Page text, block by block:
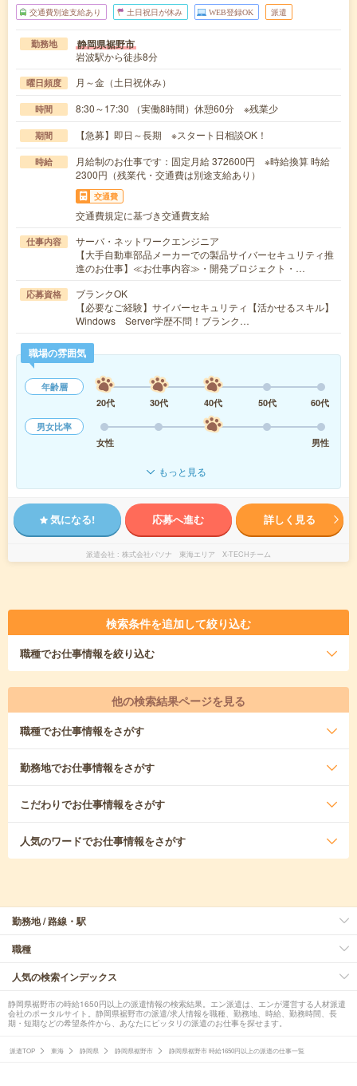
交通費別途支給あり 土日祝日が休み WEB登録OK 派遣
勤務地 静岡県裾野市
岩波駅から徒歩8分
曜日頻度 月～金（土日祝休み）
時間 8:30～17:30 （実働8時間）休憩60分 ※残業少
期間 【急募】即日～長期 ※スタート日相談OK！
時給
月給制のお仕事です：固定月給 372600円 ※時給換算 時給
2300円（残業代・交通費は別途支給あり）
交通費
交通費規定に基づき交通費支給
仕事内容
サーバ・ネットワークエンジニア
【大手自動車部品メーカーでの製品サイバーセキュリティ推
進のお仕事】≪お仕事内容≫・開発プロジェクト・…
応募資格
ブランクOK
【必要なご経験】サイバーセキュリティ【活かせるスキル】
Windows Server学歴不問！ブランク…
職場の雰囲気
年齢層
20代
30代 40代 50代
60代
男女比率
女性
男性
もっと見る
気になる! 応募へ進む 詳しく見る
派遣会社 株式会社パソナ 東海エリア X-TECHチーム
検索条件を追加して絞り込む
職種でお仕事情報を絞り込む
他の検索結果ページを見る
職種でお仕事情報をさがす
勤務地でお仕事情報をさがす
こだわりでお仕事情報をさがす
人気のワードでお仕事情報をさがす
勤務地 / 路線・駅
職種
人気の検索インデックス
静岡県裾野市の時給1650円以上の派遣情報の検索結果。エン派遣は、エンが運営する人材派遣
会社のポータルサイト。静岡県裾野市の派遣/求人情報を職種、勤務地、時給、勤務時間、長
期・短期などの希望条件から、あなたにピッタリの派遣のお仕事を探せます。
派遣TOP 東海 静岡県 静岡県裾野市 静岡県裾野市 時給1650円以上の派遣の仕事一覧